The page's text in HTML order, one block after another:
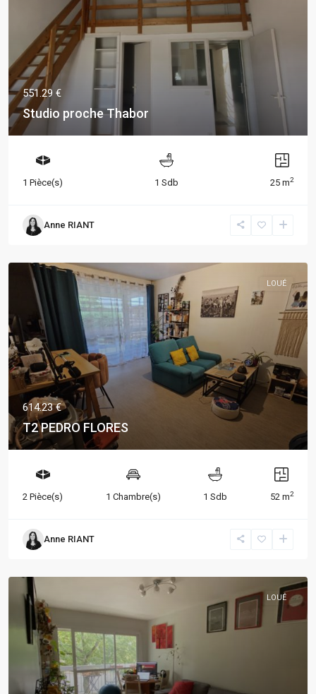
551.29 €
Studio proche Thabor
1 Pièce(s) 1 Sdb 25 m2
Anne RIANT
LOUÉ
614.23 €
T2 PEDRO FLORES
2 Pièce(s) 1 Chambre(s) 1 Sdb 52 m2
Anne RIANT
LOUÉ